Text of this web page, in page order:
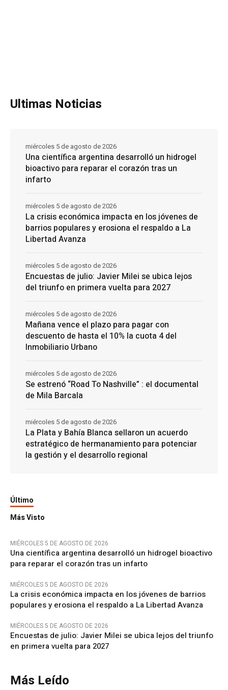
Ultimas Noticias
Una científica argentina desarrolló un hidrogel
bioactivo para reparar el corazón tras un
infarto
miércoles 5 de agosto de 2026
La crisis económica impacta en los jóvenes de
barrios populares y erosiona el respaldo a La
Libertad Avanza
miércoles 5 de agosto de 2026
Encuestas de julio: Javier Milei se ubica lejos
del triunfo en primera vuelta para 2027
miércoles 5 de agosto de 2026
Mañana vence el plazo para pagar con
descuento de hasta el 10% la cuota 4 del
Inmobiliario Urbano
miércoles 5 de agosto de 2026
Se estrenó “Road To Nashville” : el documental
de Mila Barcala
miércoles 5 de agosto de 2026
La Plata y Bahía Blanca sellaron un acuerdo
estratégico de hermanamiento para potenciar
la gestión y el desarrollo regional
miércoles 5 de agosto de 2026
Último
Más Visto
MIÉRCOLES 5 DE AGOSTO DE 2026
Una científica argentina desarrolló un hidrogel bioactivo
para reparar el corazón tras un infarto
MIÉRCOLES 5 DE AGOSTO DE 2026
La crisis económica impacta en los jóvenes de barrios
populares y erosiona el respaldo a La Libertad Avanza
MIÉRCOLES 5 DE AGOSTO DE 2026
Encuestas de julio: Javier Milei se ubica lejos del triunfo
en primera vuelta para 2027
Más Leído